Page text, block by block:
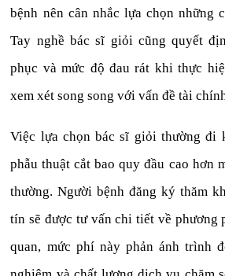
bệnh nên cân nhắc lựa chọn những
Tay nghề bác sĩ giỏi cũng quyết
phục và mức độ đau rát khi thực
xem xét song song với vấn đề tài
Việc lựa chọn bác sĩ giỏi thường đi
phẫu thuật cắt bao quy đầu cao hơn
thường. Người bệnh đăng ký thăm
tín sẽ được tư vấn chi tiết về phương
quan, mức phí này phản ánh trình